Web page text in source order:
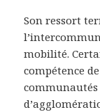
Son ressort
mobilité.
compétence